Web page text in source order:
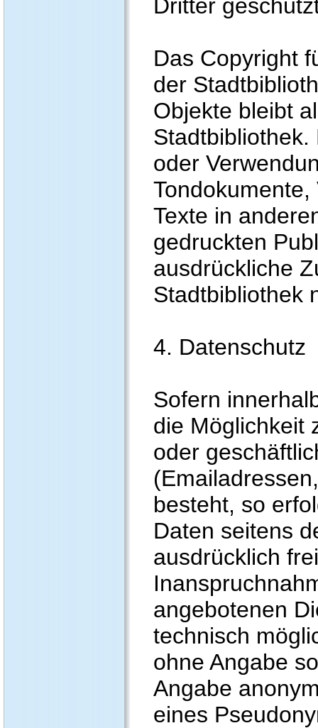
Dritter
Das Copyright
der
Objekte bleibt
Stadtbibliothek.
oder
Texte in
gedruckten
ausdrückliche
Stadtbibliothek
4. Datenschutz
Sofern
die Möglichkeit
oder
besteht, so
Daten seitens
ausdrücklich
angebotenen
technisch
ohne Angabe
Angabe
eines